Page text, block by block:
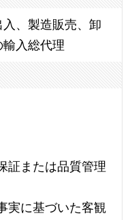
、製造販売、卸
入総代理
証または品質管理
実に基づいた客観